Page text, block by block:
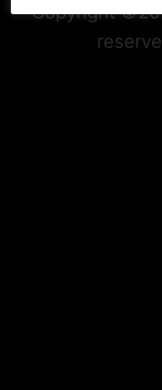
Copyright